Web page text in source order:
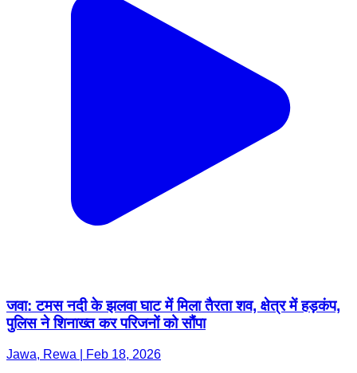
जवा: टमस नदी के झलवा घाट में मिला तैरता शव, क्षेत्र में हड़कंप,
पुलिस ने शिनाख्त कर परिजनों को सौंपा
Jawa, Rewa | Feb 18, 2026